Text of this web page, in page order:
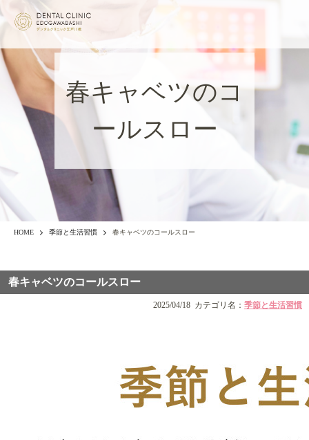
春キャベツのコ
ールスロー
HOME 季節と生活習慣 春キャベツのコールスロー
春キャベツのコールスロー
2025/04/18 カテゴリ名： 季節と生活習慣